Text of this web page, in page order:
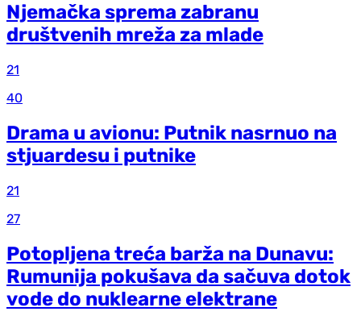
Njemačka sprema zabranu
društvenih mreža za mlade
21
40
Drama u avionu: Putnik nasrnuo na
stjuardesu i putnike
21
27
Potopljena treća barža na Dunavu:
Rumunija pokušava da sačuva dotok
vode do nuklearne elektrane